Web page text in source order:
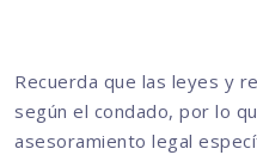
Recuerda que las leyes y
según el condado, por lo
asesoramiento legal